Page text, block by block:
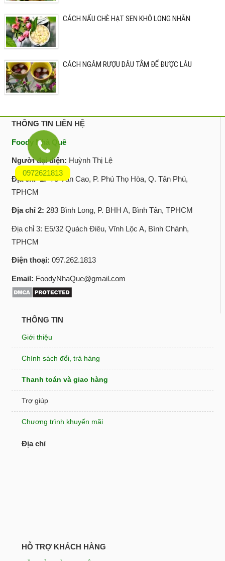
CÁCH NẤU CHÈ HẠT SEN KHÔ LONG NHÃN
CÁCH NGÂM RƯỢU DÂU TẰM ĐỂ ĐƯỢC LÂU
0972621813
THÔNG TIN LIÊN HỆ
Foody Nhà Quê
Người đại diện: Huỳnh Thị Lệ
Địa chỉ 1:73 Văn Cao, P. Phú Thọ Hòa, Q. Tân Phú,
TPHCM
Địa chỉ 2: 283 Bình Long, P. BHH A, Bình Tân, TPHCM
Địa chỉ 3: E5/32 Quách Điêu, Vĩnh Lộc A, Bình Chánh,
TPHCM
Điện thoại: 097.262.1813
Email: FoodyNhaQue@gmail.com
THÔNG TIN
Giới thiệu
Chính sách đổi, trả hàng
Thanh toán và giao hàng
Trợ giúp
Chương trình khuyến mãi
Địa chỉ
HỖ TRỢ KHÁCH HÀNG